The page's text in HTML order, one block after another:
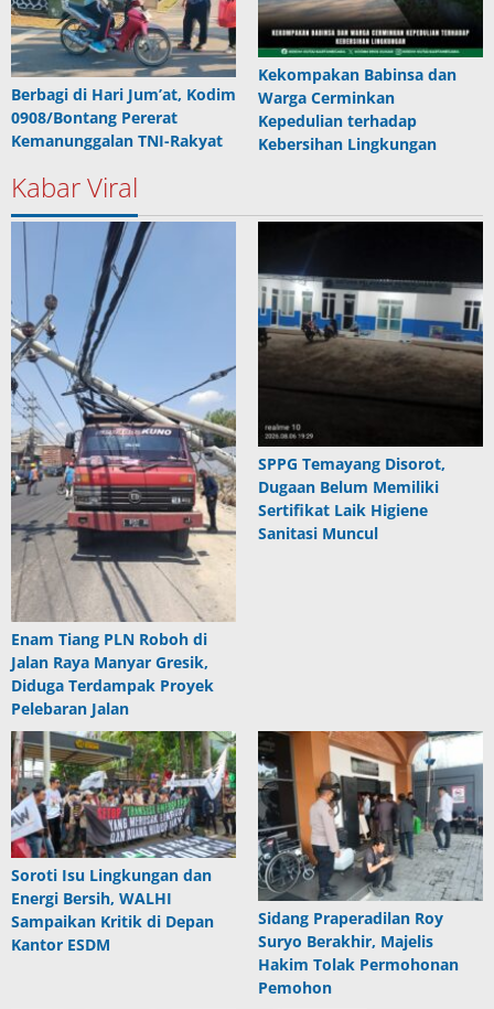
Berbagi di Hari Jum’at, Kodim
0908/Bontang Pererat
Kemanunggalan TNI-Rakyat
Kekompakan Babinsa dan
Warga Cerminkan
Kepedulian terhadap
Kebersihan Lingkungan
Kabar Viral
Enam Tiang PLN Roboh di
Jalan Raya Manyar Gresik,
Diduga Terdampak Proyek
Pelebaran Jalan
SPPG Temayang Disorot,
Dugaan Belum Memiliki
Sertifikat Laik Higiene
Sanitasi Muncul
Soroti Isu Lingkungan dan
Energi Bersih, WALHI
Sampaikan Kritik di Depan
Kantor ESDM
Sidang Praperadilan Roy
Suryo Berakhir, Majelis
Hakim Tolak Permohonan
Pemohon